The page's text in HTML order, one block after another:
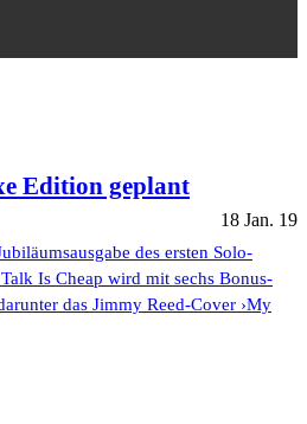
Edition geplant
18 Jan. 19
des ersten Solo-
Is Cheap wird mit sechs Bonus-
das Jimmy Reed-Cover ›My